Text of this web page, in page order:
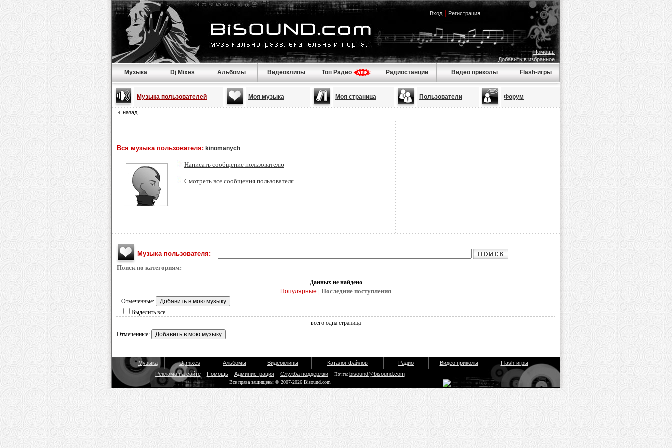
Вход| Регистрация
Помощь
Добавить в избранное
Музыка Dj Mixes Альбомы Видеоклипы Топ Радио Радиостанции Видео приколы Flash-игры
Музыка пользователей Моя музыка Моя страница Пользователи Форум
назад
Вся музыка пользователя: kinomanych
Написать сообщение пользователю
Смотреть все сообщения пользователя
Музыка пользователя:
Поиск по категориям:
Данных не найдено
Популярные | Последние поступления
Отмеченные:
Выделить все
всего одна страница
Отмеченные:
Музыка Dj mixes Альбомы Видеоклипы Каталог файлов Радио Видео приколы
Flash-игры
Реклама на сайте
Помощь Администрация Служба поддержки Почта: bisound@bisound.com
Все права защищены © 2007-2026 Bisound.com